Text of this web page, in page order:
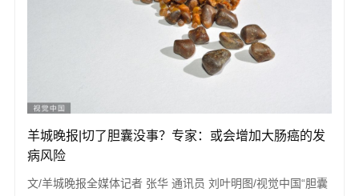
羊城晚报|切了胆囊没事？专家：或会增加大肠癌的发
病风险
文/羊城晚报全媒体记者 张华 通讯员 刘叶明图/视觉中国“胆囊